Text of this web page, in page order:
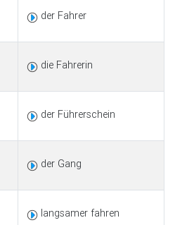
der Fahrer
die Fahrerin
der Führerschein
der Gang
langsamer fahren